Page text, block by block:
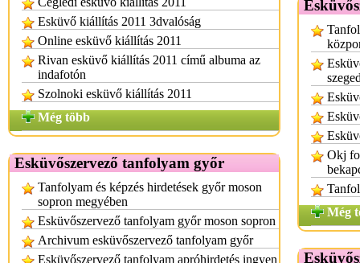
Esküvő kiállítás 2011 3dvalóság
Online esküvő kiállítás 2011
Rivan esküvő kiállítás 2011 című albuma az
indafotón
Szolnoki esküvő kiállítás 2011
Még több
Esküvőszervező tanfolyam győr
Tanfolyam és képzés hirdetések győr moson
sopron megyében
Esküvőszervező tanfolyam győr moson sopron
Archivum esküvőszervező tanfolyam győr
Esküvőszervező tanfolyam apróhirdetés ingyen
Okj
Még